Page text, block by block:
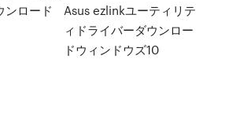
ンロード
Asus ezlinkユーティリテ
ィドライバーダウンロー
ドウィンドウズ10